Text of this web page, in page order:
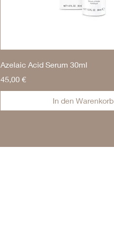
Azelaic Acid Serum 30ml
Preis
45,00 €
In den Warenkorb